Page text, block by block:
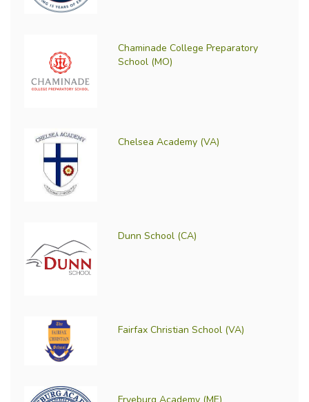
Chaminade College Preparatory
School (MO)
Chelsea Academy (VA)
Dunn School (CA)
Fairfax Christian School (VA)